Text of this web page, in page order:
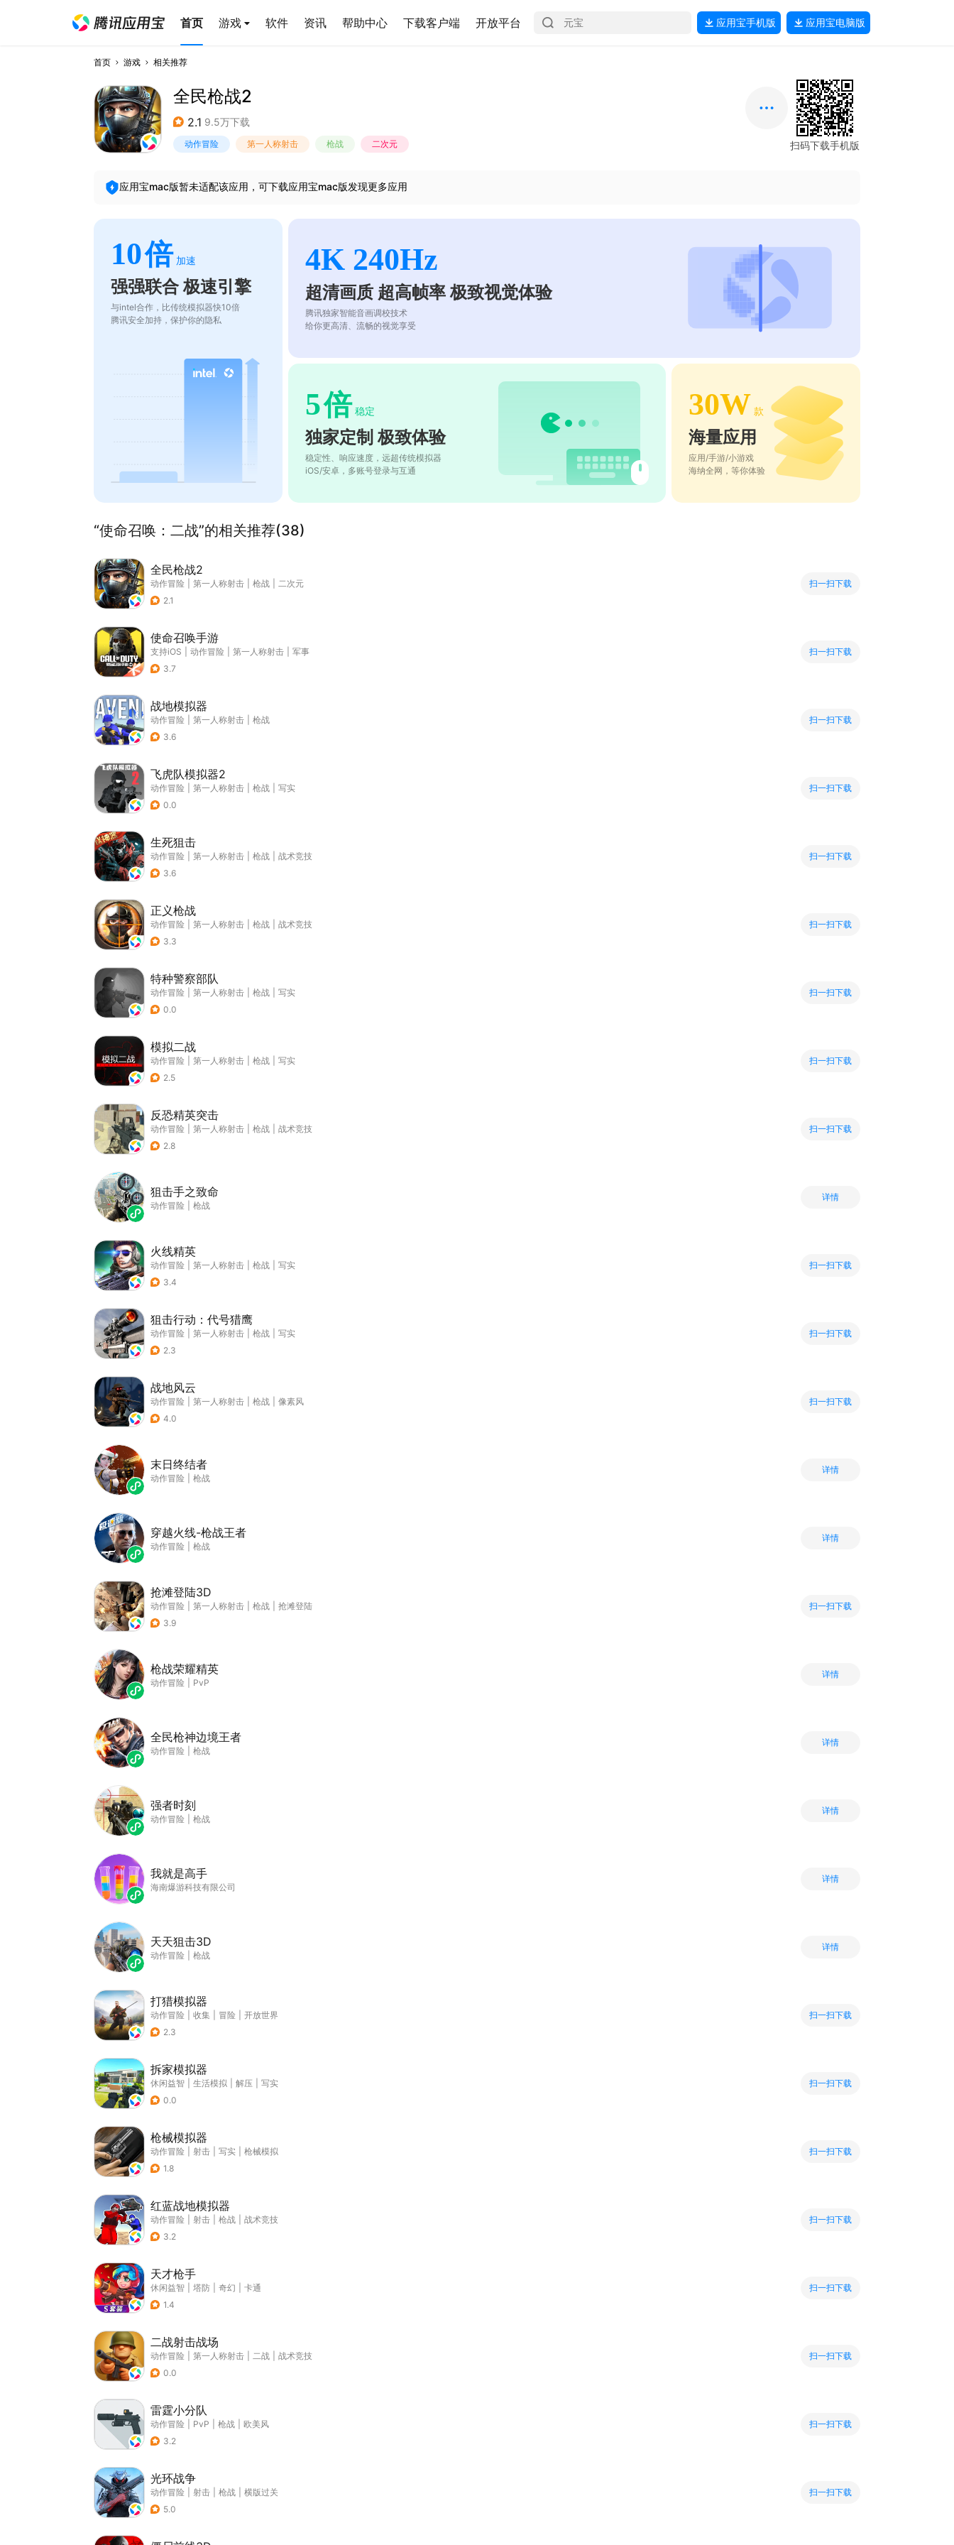
首页 游戏 软件 资讯 帮助中心 下载客户端 开放平台 应用宝手机版 应用宝电脑版
首页 游戏 相关推荐
全民枪战2
2.1 9.5万下载
动作冒险 第一人称射击 枪战 二次元 扫码下载手机版
应用宝mac版暂未适配该应用，可下载应用宝mac版发现更多应用
10倍 加速
强强联合 极速引擎
与intel合作，比传统模拟器快10倍
腾讯安全加持，保护你的隐私
4K 240Hz
超清画质 超高帧率 极致视觉体验
腾讯独家智能音画调校技术
给你更高清、流畅的视觉享受
5倍 稳定
独家定制 极致体验
稳定性、响应速度，远超传统模拟器
iOS/安卓，多账号登录与互通
30W 款
海量应用
应用/手游/小游戏
海纳全网，等你体验
“使命召唤：二战”的相关推荐(38)
全民枪战2
动作冒险 第一人称射击 枪战
二次元
2.1
扫一扫下载
使命召唤手游
支持iOS 动作冒险 第一人称射击
军事
3.7
扫一扫下载
战地模拟器
动作冒险 第一人称射击
枪战
3.6
扫一扫下载
飞虎队模拟器2
动作冒险 第一人称射击 枪战
写实
0.0
扫一扫下载
生死狙击
动作冒险 第一人称射击 枪战
战术竞技
3.6
扫一扫下载
正义枪战
动作冒险 第一人称射击 枪战
战术竞技
3.3
扫一扫下载
特种警察部队
动作冒险 第一人称射击 枪战
写实
0.0
扫一扫下载
模拟二战
动作冒险 第一人称射击 枪战
写实
2.5
扫一扫下载
反恐精英突击
动作冒险 第一人称射击 枪战
战术竞技
2.8
扫一扫下载
狙击手之致命
动作冒险 枪战
详情
火线精英
动作冒险 第一人称射击 枪战
写实
3.4
扫一扫下载
狙击行动：代号猎鹰
动作冒险 第一人称射击 枪战
写实
2.3
扫一扫下载
战地风云
动作冒险 第一人称射击 枪战
像素风
4.0
扫一扫下载
末日终结者
动作冒险 枪战
详情
穿越火线-枪战王者
动作冒险 枪战
详情
抢滩登陆3D
动作冒险 第一人称射击 枪战
抢滩登陆
3.9
扫一扫下载
枪战荣耀精英
动作冒险 PvP
详情
全民枪神边境王者
动作冒险 枪战
详情
强者时刻
动作冒险 枪战
详情
我就是高手
海南爆游科技有限公司
详情
天天狙击3D
动作冒险 枪战
详情
打猎模拟器
动作冒险 收集 冒险
开放世界
2.3
扫一扫下载
拆家模拟器
休闲益智 生活模拟 解压
写实
0.0
扫一扫下载
枪械模拟器
动作冒险 射击 写实
枪械模拟
1.8
扫一扫下载
红蓝战地模拟器
动作冒险 射击 枪战
战术竞技
3.2
扫一扫下载
天才枪手
休闲益智 塔防 奇幻
卡通
1.4
扫一扫下载
二战射击战场
动作冒险 第一人称射击 二战
战术竞技
0.0
扫一扫下载
雷霆小分队
动作冒险 PvP 枪战
欧美风
3.2
扫一扫下载
光环战争
动作冒险 射击 枪战
横版过关
5.0
扫一扫下载